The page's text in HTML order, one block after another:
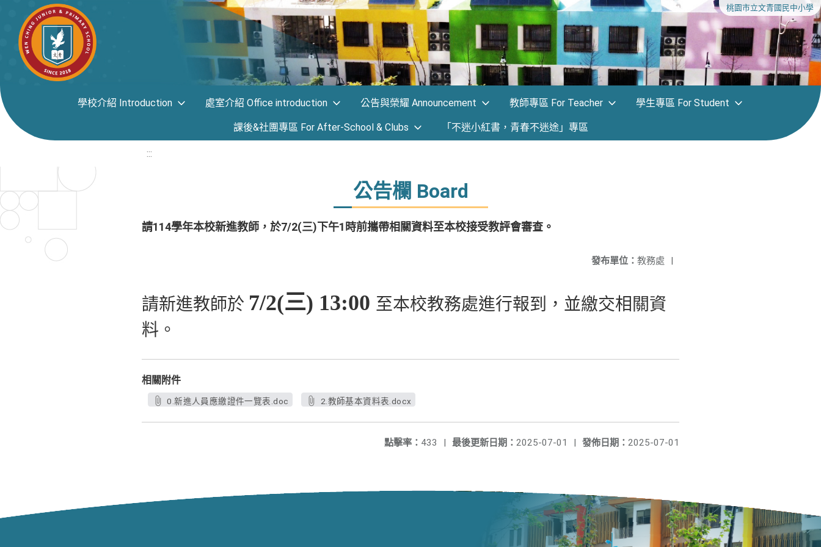
桃園市立文青國民中小學
學校介紹 Introduction 處室介紹 Office introduction 公告與榮耀 Announcement 教師專區 For Teacher 學生專區 For Student
課後&社團專區 For After-School & Clubs 「不迷小紅書，青春不迷途」專區
:::
公告欄 Board
請114學年本校新進教師，於7/2(三)下午1時前攜帶相關資料至本校接受教評會審查。
發布單位： 教務處 |
請新進教師於 7/2(三) 13:00 至本校教務處進行報到，並繳交相關資
料。
相關附件
0.新進人員應繳證件一覽表.doc 2.教師基本資料表.docx
發佈日期： 2025-07-01
最後更新日期： 2025-07-01 |
點擊率： 433 |